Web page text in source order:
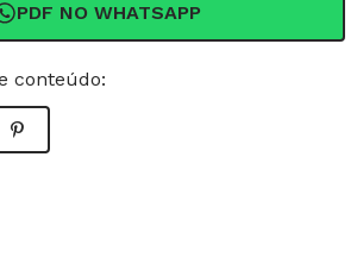
PDF NO WHATSAPP
conteúdo: